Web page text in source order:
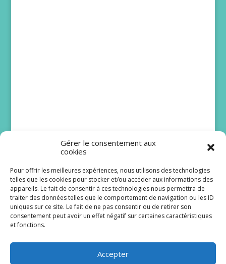
Gérer le consentement aux
cookies
Pour offrir les meilleures expériences, nous utilisons des technologies
telles que les cookies pour stocker et/ou accéder aux informations des
appareils. Le fait de consentir à ces technologies nous permettra de
traiter des données telles que le comportement de navigation ou les ID
uniques sur ce site. Le fait de ne pas consentir ou de retirer son
consentement peut avoir un effet négatif sur certaines caractéristiques
et fonctions.
Accepter
Bruno Solo et Issa
Doumbia rejoignent
Scènes de ménages
24 août à 20 h 40 sur M6. De...